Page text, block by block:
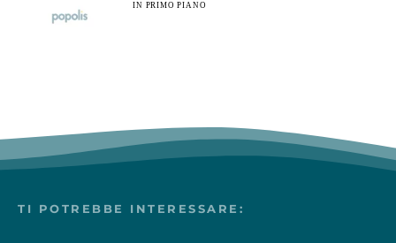
Piccoli gnu al Parco Natura Viva, ph Giorgio Ottolin
IN PRIMO PIANO
TI POTREBBE INTERESSARE: